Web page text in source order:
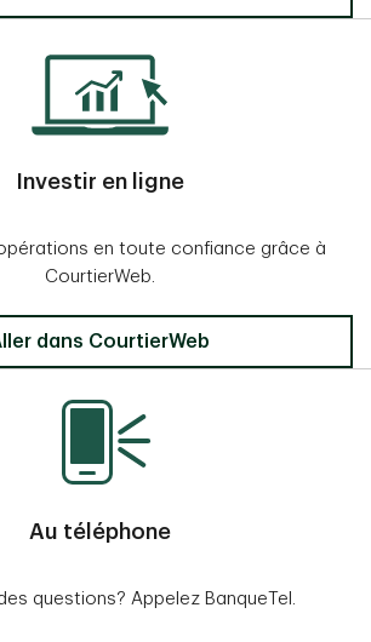
Investir en ligne
en toute confiance grâce à
CourtierWeb.
dans CourtierWeb
Au téléphone
questions? Appelez BanqueTel.